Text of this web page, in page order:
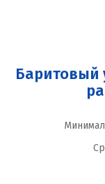
Баритовый